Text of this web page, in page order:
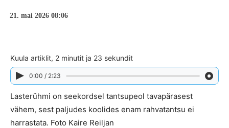
21. mai 2026 08:06
Kuula artiklit, 2 minutit ja 23 sekundit
0:00 / 2:23
Lasterühmi on seekordsel tantsupeol tavapärasest
vähem, sest paljudes koolides enam rahvatantsu ei
harrastata. Foto Kaire Reiljan